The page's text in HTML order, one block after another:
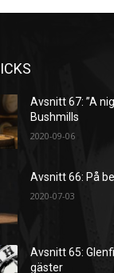
Avsnitt 67: ”A
Bushmills
2020-09-06
Avsnitt 66: På
2020-07-03
Avsnitt 65:
gäster